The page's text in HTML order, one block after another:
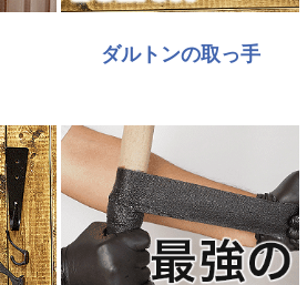
ダルトンの取っ手